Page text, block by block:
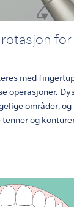
for
med
operasjoner.
områder, og
og